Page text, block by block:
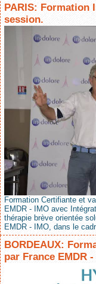
PARIS: Formation
session.
Formation Certifiante et
EMDR - IMO avec
thérapie brève orientée
EMDR - IMO, dans le
BORDEAUX:
par France EMDR